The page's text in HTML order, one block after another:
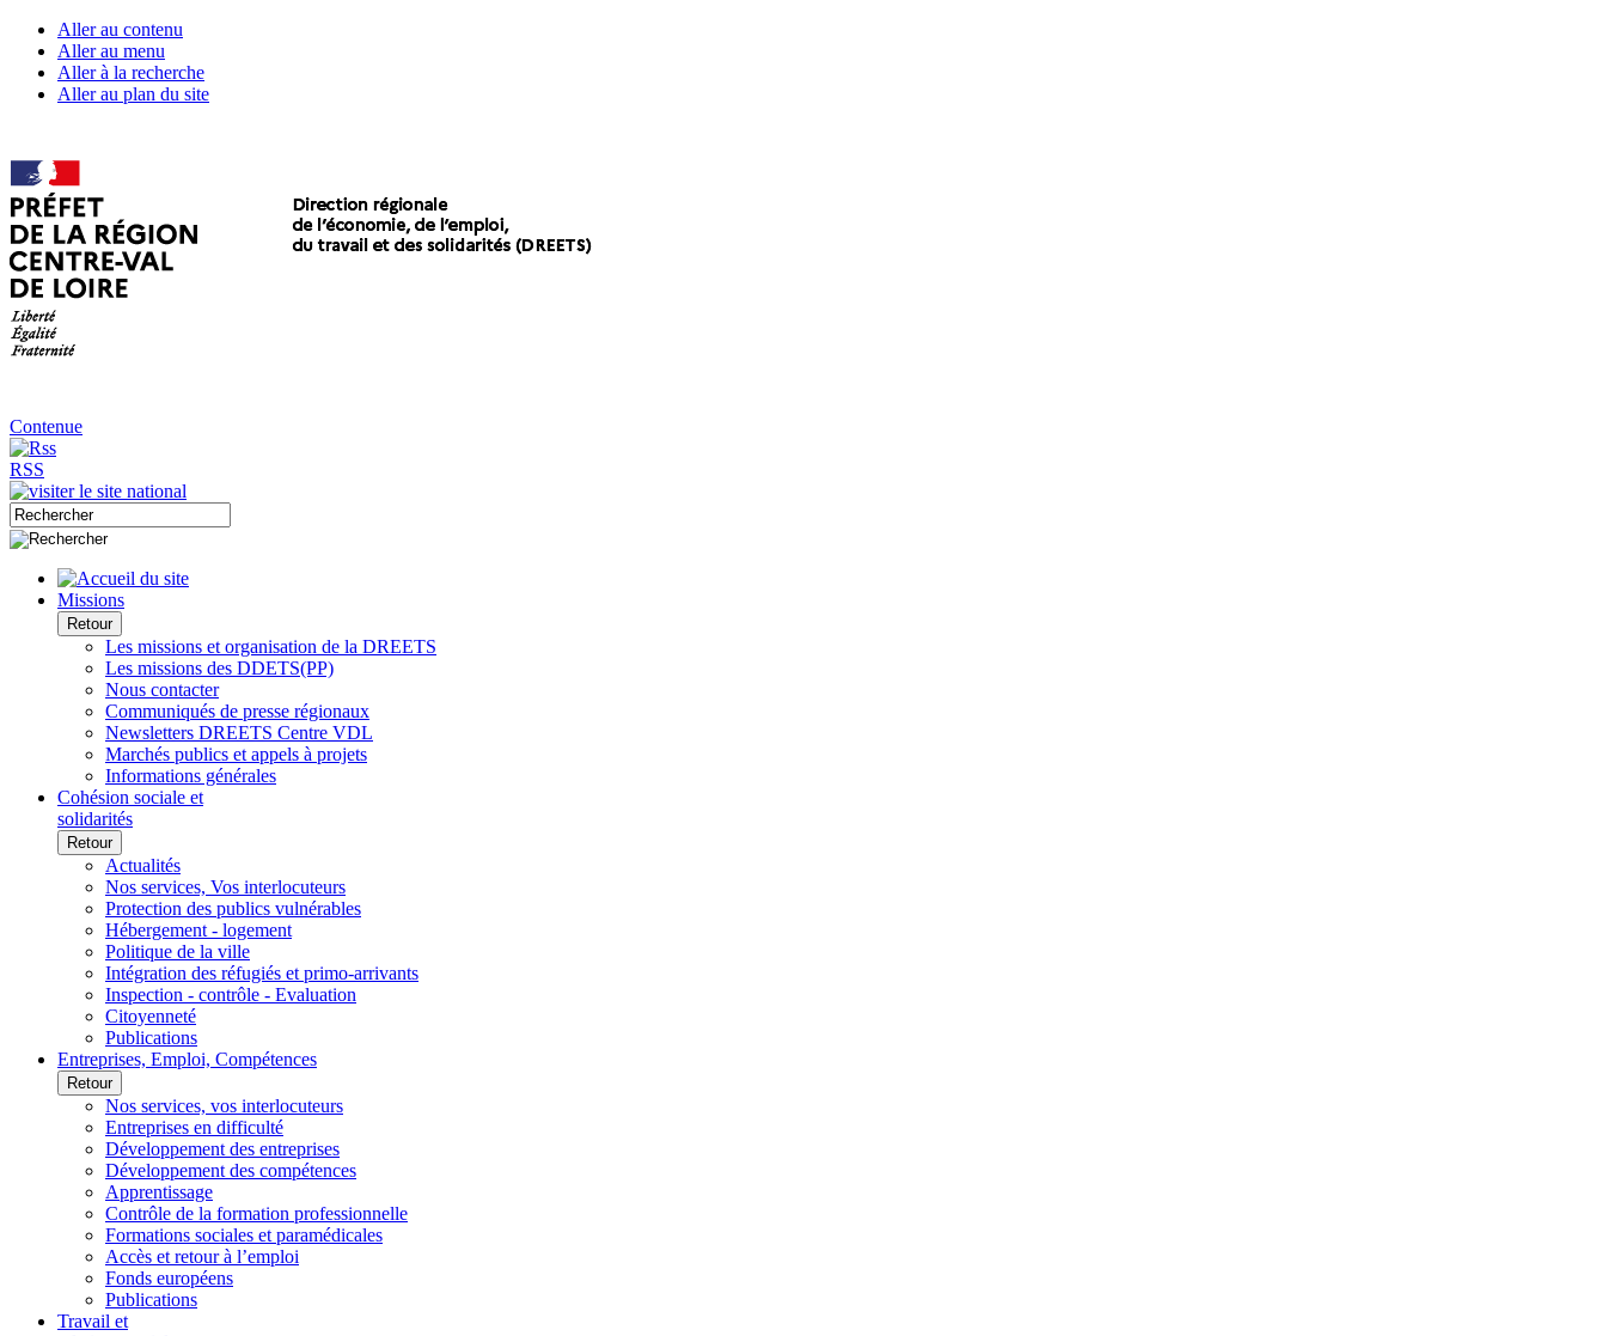
Aller au contenu
Aller au menu
Aller à la recherche
Aller au plan du site
Contenue
RSS
Missions
Retour
Les missions et organisation de la DREETS
Les missions des DDETS(PP)
Nous contacter
Communiqués de presse régionaux
Newsletters DREETS Centre VDL
Marchés publics et appels à projets
Informations générales
Cohésion sociale et
solidarités
Retour
Actualités
Nos services, Vos interlocuteurs
Protection des publics vulnérables
Hébergement - logement
Politique de la ville
Intégration des réfugiés et primo-arrivants
Inspection - contrôle - Evaluation
Citoyenneté
Publications
Entreprises, Emploi, Compétences
Retour
Nos services, vos interlocuteurs
Entreprises en difficulté
Développement des entreprises
Développement des compétences
Apprentissage
Contrôle de la formation professionnelle
Formations sociales et paramédicales
Accès et retour à l’emploi
Fonds européens
Publications
Travail et